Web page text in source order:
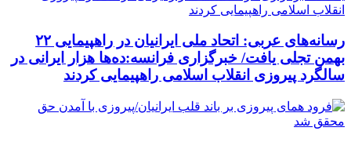
رسانه‌های عربی: اتحاد ملی ایرانیان در راهپیمایی ۲۲
بهمن تجلی یافت/ خبرگزاری فرانسه:ده‌ها هزار ایرانی در
سالگرد پیروزی انقلاب اسلامی راهپیمایی کردند